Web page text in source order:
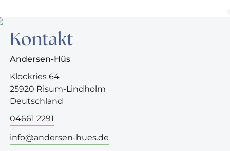
Kontakt
Andersen-Hüs
Klockries 64
25920 Risum-Lindholm
Deutschland
04661 2291
info@andersen-hues.de